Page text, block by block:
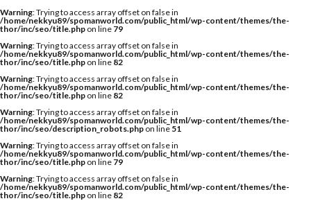
Warning: Trying to access array offset on false in
/home/nekkyu89/spomanworld.com/public_html/wp-content/themes/the-
thor/inc/seo/title.php on line 79
Warning: Trying to access array offset on false in
/home/nekkyu89/spomanworld.com/public_html/wp-content/themes/the-
thor/inc/seo/title.php on line 82
Warning: Trying to access array offset on false in
/home/nekkyu89/spomanworld.com/public_html/wp-content/themes/the-
thor/inc/seo/title.php on line 82
Warning: Trying to access array offset on false in
/home/nekkyu89/spomanworld.com/public_html/wp-content/themes/the-
thor/inc/seo/description_robots.php on line 51
Warning: Trying to access array offset on false in
/home/nekkyu89/spomanworld.com/public_html/wp-content/themes/the-
thor/inc/seo/title.php on line 79
Warning: Trying to access array offset on false in
/home/nekkyu89/spomanworld.com/public_html/wp-content/themes/the-
thor/inc/seo/title.php on line 82